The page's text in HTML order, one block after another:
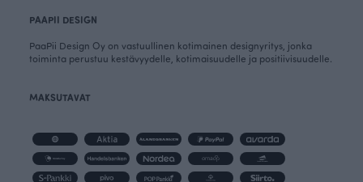
PAAPII DESIGN
PaaPii Design Oy on vastuullinen kotimainen designyritys, jonka
toiminta perustuu kestävyydelle, kotimaisuudelle ja positiivisuudelle.
MAKSUTAVAT